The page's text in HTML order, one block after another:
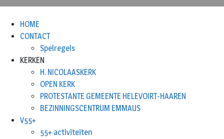
HOME
CONTACT
Spelregels
KERKEN
H. NICOLAASKERK
OPEN KERK
PROTESTANTE GEMEENTE HELEVOIRT-HAAREN
BEZINNINGSCENTRUM EMMAUS
V55+
55+ activiteiten